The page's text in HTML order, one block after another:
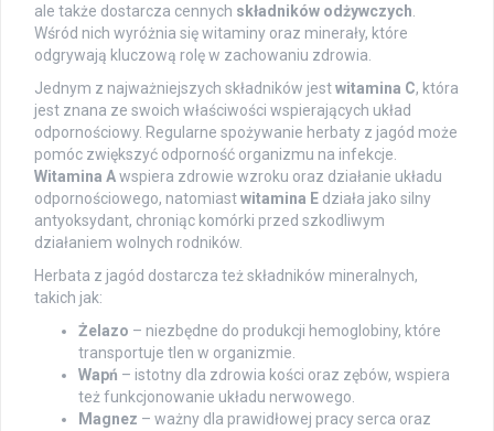
ale także dostarcza cennych składników odżywczych
Wśród nich wyróżnia się witaminy oraz minerały, które
odgrywają kluczową rolę w zachowaniu zdrowia.
Jednym z najważniejszych składników jestwitamina C, która
jest znana ze swoich właściwości wspierających układ
odpornościowy. Regularne spożywanie herbaty z jagód może
pomóc zwiększyć odporność organizmu na infekcje.
Witamina Awspiera zdrowie wzroku oraz działanie układu
odpornościowego, natomiastwitamina E działa jako silny
antyoksydant, chroniąc komórki przed szkodliwym
działaniem wolnych rodników.
Herbata z jagód dostarcza też składników mineralnych,
takich jak:
Żelazo – niezbędne do produkcji hemoglobiny, które
transportuje tlen w organizmie.
Wapń – istotny dla zdrowia kości oraz zębów, wspiera
też funkcjonowanie układu nerwowego.
Magnez – ważny dla prawidłowej pracy serca oraz